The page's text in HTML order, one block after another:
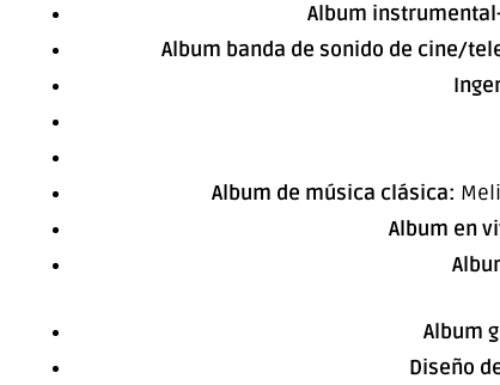
Album
Album banda de sonido de cine/
Album de música clásica:
Album en
Album
Diseño